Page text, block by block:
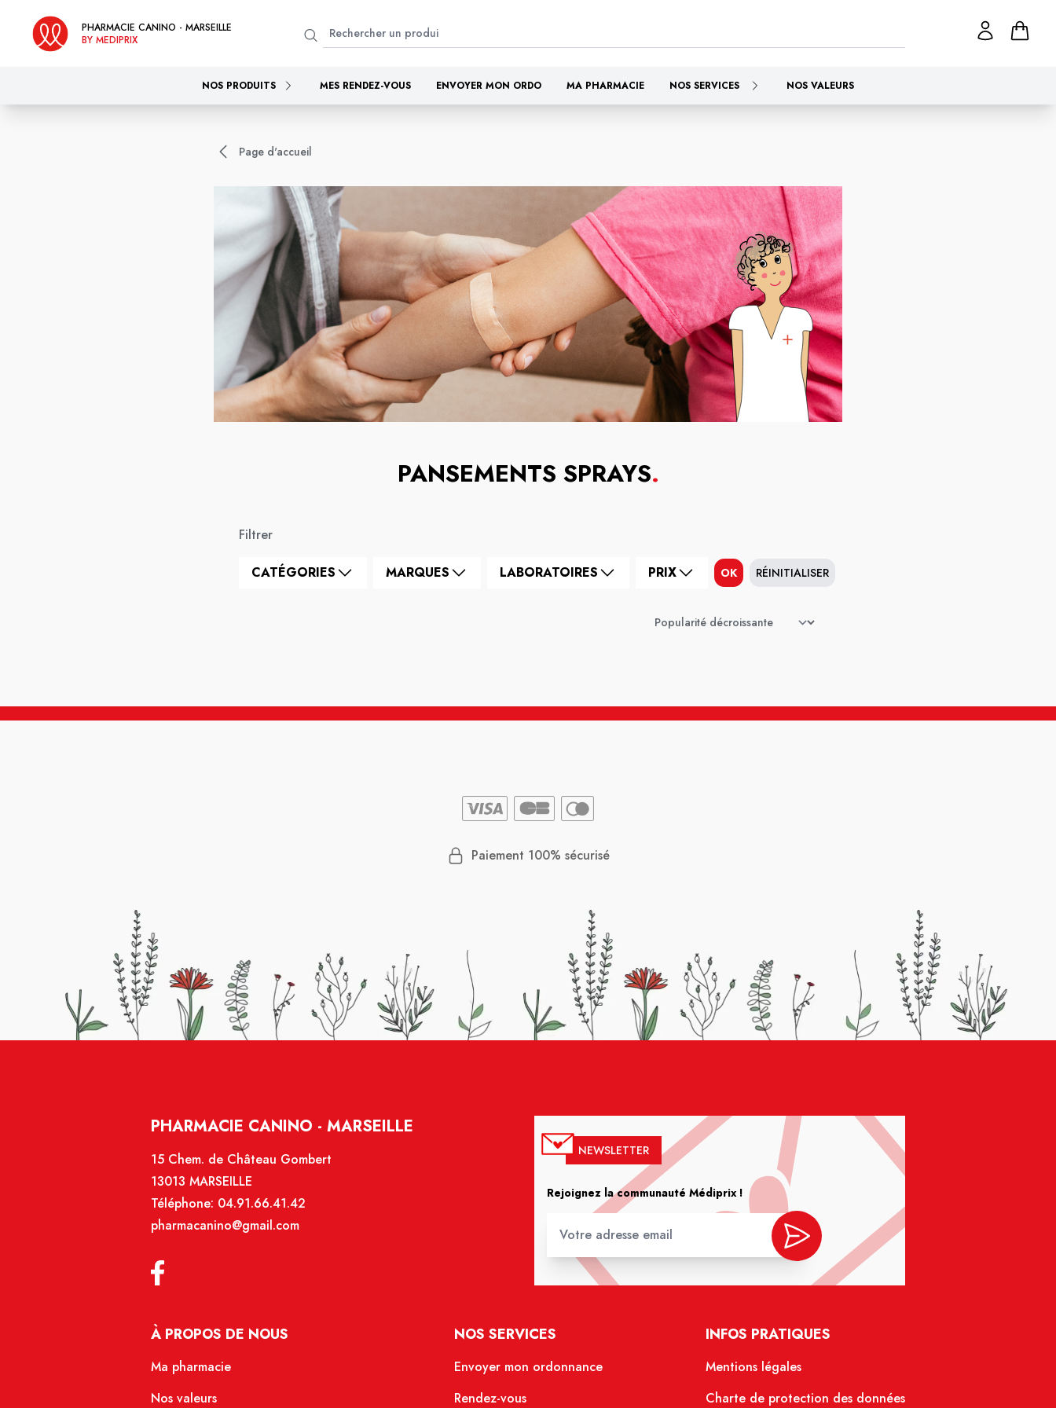
PHARMACIE CANINO - MARSEILLE
BY MEDIPRIX
NOS PRODUITS MES RENDEZ-VOUS ENVOYER MON ORDO MA PHARMACIE NOS SERVICES NOS VALEURS
Page d'accueil
PANSEMENTS SPRAYS.
Filtrer
CATÉGORIES MARQUES LABORATOIRES PRIX OK RÉINITIALISER
Paiement 100% sécurisé
PHARMACIE CANINO - MARSEILLE
15 Chem. de Château Gombert
13013 MARSEILLE
Téléphone: 04.91.66.41.42
pharmacanino@gmail.com
NEWSLETTER
Rejoignez la communauté Médiprix !
À PROPOS DE NOUS
Ma pharmacie
Nos valeurs
NOS SERVICES
Envoyer mon ordonnance
Rendez-vous
INFOS PRATIQUES
Mentions légales
Charte de protection des données